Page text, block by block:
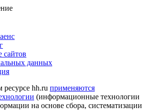
сайтов
данных
hh.ru применяются
(информационные технологии
на основе сбора, систематизации